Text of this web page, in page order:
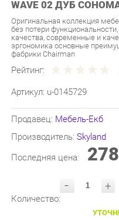
Оригинальная коллекция
качества, современные и
эргономика основные
фабрики Chairman
Рейтинг:
Артикул: u-0145729
Производитель:Skyland
Последняя цена: 278
-